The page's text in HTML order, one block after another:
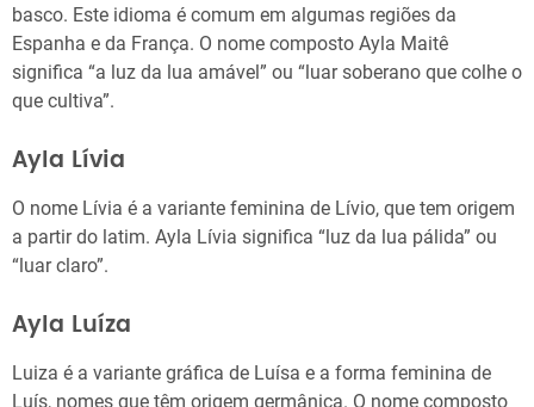
basco. Este idioma é comum em algumas regiões da
Espanha e da França. O nome composto Ayla Maitê
significa “a luz da lua amável” ou “luar soberano que colhe o
que cultiva”.
Ayla Lívia
O nome Lívia é a variante feminina de Lívio, que tem origem
a partir do latim. Ayla Lívia significa “luz da lua pálida” ou
“luar claro”.
Ayla Luíza
Luiza é a variante gráfica de Luísa e a forma feminina de
Luís, nomes que têm origem germânica. O nome composto